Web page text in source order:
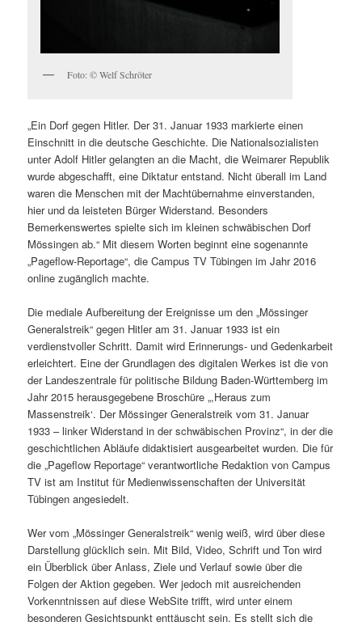
Foto: © Welf Schröter
„Ein Dorf gegen Hitler. Der 31. Januar 1933 markierte einen
Einschnitt in die deutsche Geschichte. Die Nationalsozialisten
unter Adolf Hitler gelangten an die Macht, die Weimarer Republik
wurde abgeschafft, eine Diktatur entstand. Nicht überall im Land
waren die Menschen mit der Machtübernahme einverstanden,
hier und da leisteten Bürger Widerstand. Besonders
Bemerkenswertes spielte sich im kleinen schwäbischen Dorf
Mössingen ab.“ Mit diesem Worten beginnt eine sogenannte
„Pageflow-Reportage“, die Campus TV Tübingen im Jahr 2016
online zugänglich machte.
Die mediale Aufbereitung der Ereignisse um den „Mössinger
Generalstreik“ gegen Hitler am 31. Januar 1933 ist ein
verdienstvoller Schritt. Damit wird Erinnerungs- und Gedenkarbeit
erleichtert. Eine der Grundlagen des digitalen Werkes ist die von
der Landeszentrale für politische Bildung Baden-Württemberg im
Jahr 2015 herausgegebene Broschüre „,Heraus zum
Massenstreik‘. Der Mössinger Generalstreik vom 31. Januar
1933 – linker Widerstand in der schwäbischen Provinz“, in der die
geschichtlichen Abläufe didaktisiert ausgearbeitet wurden. Die für
die „Pageflow Reportage“ verantwortliche Redaktion von Campus
TV ist am Institut für Medienwissenschaften der Universität
Tübingen angesiedelt.
Wer vom „Mössinger Generalstreik“ wenig weiß, wird über diese
Darstellung glücklich sein. Mit Bild, Video, Schrift und Ton wird
ein Überblick über Anlass, Ziele und Verlauf sowie über die
Folgen der Aktion gegeben. Wer jedoch mit ausreichenden
Vorkenntnissen auf diese WebSite trifft, wird unter einem
besonderen Gesichtspunkt enttäuscht sein. Es stellt sich die